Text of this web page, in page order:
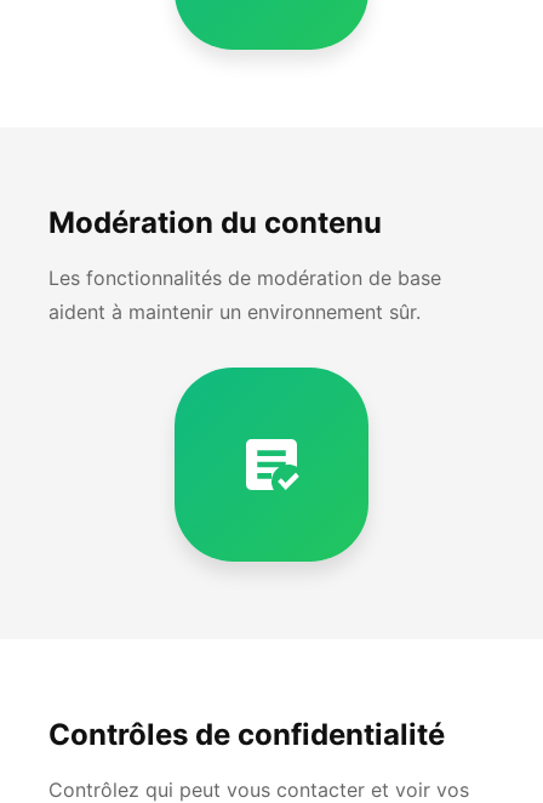
Modération du contenu
Les fonctionnalités de modération de base
aident à maintenir un environnement sûr.
Contrôles de confidentialité
Contrôlez qui peut vous contacter et voir vos